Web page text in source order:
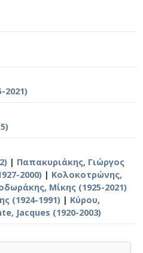
2021)
| Παπακυριάκης, Γιώργος
2000) | Κολοκοτρώνης,
Μίκης (1925-2021)
(1924-1991) | Κύρου,
Jacques (1920-2003)